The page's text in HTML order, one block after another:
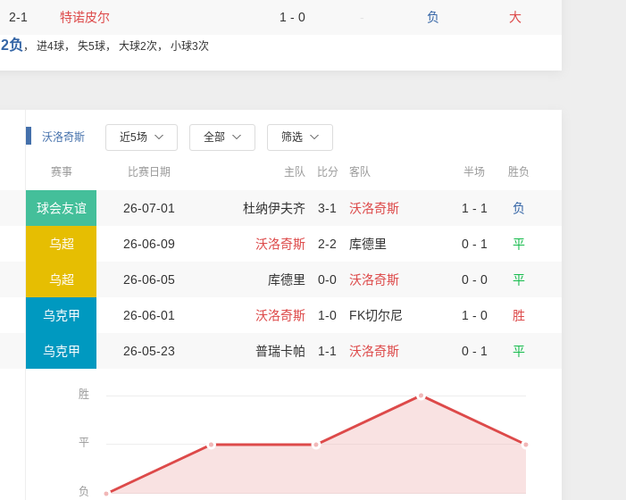
2-1 特诺皮尔 1 - 0 负 大
2负 ， 进4球， 失5球， 大球2次， 小球3次
沃洛奇斯 近5场 全部 筛选
赛事 比赛日期 主队 比分 客队 半场 胜负
球会友谊 26-07-01 杜纳伊夫齐 3-1 沃洛奇斯 1 - 1 负
乌超 26-06-09 沃洛奇斯 2-2 库德里 0 - 1 平
乌超 26-06-05 库德里 0-0 沃洛奇斯 0 - 0 平
乌克甲 26-06-01 沃洛奇斯 1-0 FK切尔尼 1 - 0 胜
乌克甲 26-05-23 普瑞卡帕 1-1 沃洛奇斯 0 - 1 平
胜
平
负